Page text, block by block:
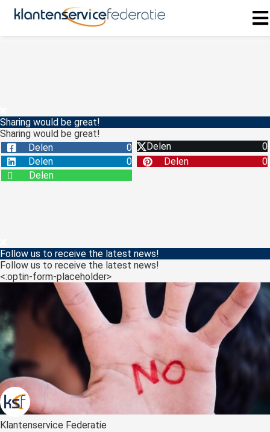
Sharing would be great!
Sharing would be great!
Delen
0 Delen
0
Delen
0 Delen
0
Delen
Follow us to receive the latest news!
Follow us to receive the latest news!
<:optin-form-placeholder>
Klantenservice Federatie
zijn
deze
kan de
worden
om
te
over